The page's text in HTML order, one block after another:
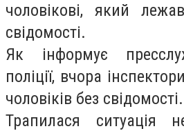
чоловікові, який
свідомості.
Як інформує
поліції, вчора
чоловіків без свідомості.
Трапилася ситуація